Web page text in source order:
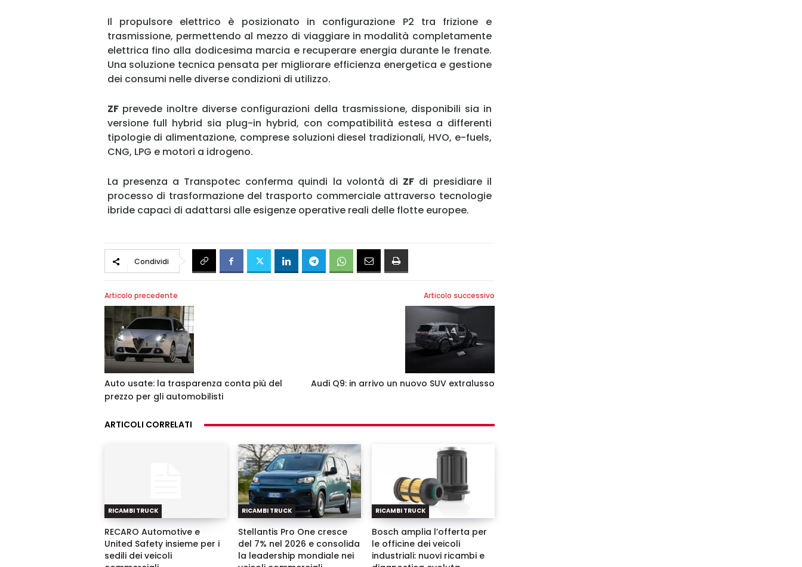
Il propulsore elettrico è posizionato in configurazione P2 tra frizione e
trasmissione, permettendo al mezzo di viaggiare in modalità completamente
elettrica fino alla dodicesima marcia e recuperare energia durante le frenate.
Una soluzione tecnica pensata per migliorare efficienza energetica e gestione
dei consumi nelle diverse condizioni di utilizzo.
ZFprevede inoltre diverse configurazioni della trasmissione, disponibili sia in
versione full hybrid sia plug-in hybrid, con compatibilità estesa a differenti
tipologie di alimentazione, comprese soluzioni diesel tradizionali, HVO, e-fuels,
CNG, LPG e motori a idrogeno.
La presenza a Transpotec conferma quindi la volontà di ZF di presidiare il
processo di trasformazione del trasporto commerciale attraverso tecnologie
ibride capaci di adattarsi alle esigenze operative reali delle flotte europee.
Condividi
Articolo precedente
Auto usate: la trasparenza conta più del
prezzo per gli automobilisti
Articolo successivo
Audi Q9: in arrivo un nuovo SUV extralusso
ARTICOLI CORRELATI
RICAMBI TRUCK
RECARO Automotive e
United Safety insieme per i
sedili dei veicoli
RICAMBI TRUCK
Stellantis Pro One cresce
del 7% nel 2026 e consolida
la leadership mondiale nei
RICAMBI TRUCK
Bosch amplia l’offerta per
le officine dei veicoli
industriali: nuovi ricambi e